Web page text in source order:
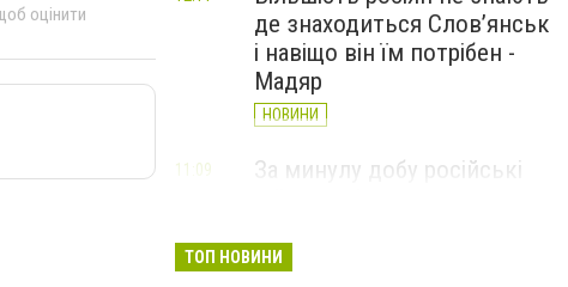
оцінити
де знаходиться Слов’янськ
і навіщо він їм потрібен -
Мадяр
НОВИНИ
За минулу добу російські
великої війни: 6 серпня
11:09
ТОП НОВИНИ